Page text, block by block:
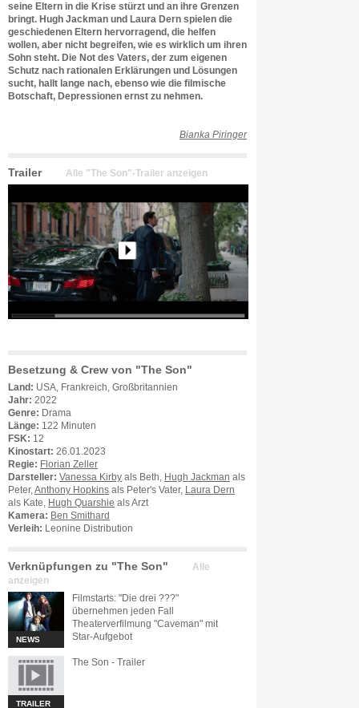
seine Eltern in die Krise stürzt und an ihre Grenzen
bringt. Hugh Jackman und Laura Dern spielen die
geschiedenen Eltern hervorragend, die helfen
wollen, aber nicht begreifen, wie es wirklich um ihren
Sohn steht. Die Not des Vaters, der zum eigenen
Schutz nach rationalen Erklärungen und Lösungen
sucht, hallt lange nach, ebenso wie die filmische
Botschaft, Depressionen ernst zu nehmen.
Bianka Piringer
Trailer Alle "The Son"-Trailer anzeigen
Besetzung & Crew von "The Son"
Land: USA, Frankreich, Großbritannien
Jahr: 2022
Genre: Drama
Länge: 122 Minuten
FSK: 12
Kinostart: 26.01.2023
Regie: Florian Zeller
Darsteller: Vanessa Kirby als Beth, Hugh Jackman als
Peter, Anthony Hopkins als Peter's Vater,
Laura Dern
als Kate,
Hugh Quarshie als Arzt
Kamera: Ben Smithard
Verleih: Leonine Distribution
Verknüpfungen zu "The Son"
Alle
anzeigen
NEWS
Filmstarts: "Die drei ???"
übernehmen jeden Fall
Theaterverfilmung "Caveman" mit
Star-Aufgebot
TRAILER
The Son - Trailer